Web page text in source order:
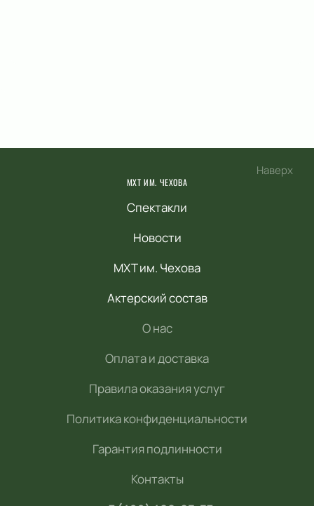
Наверх
МХТ ИМ. ЧЕХОВА
Спектакли
Новости
МХТ им. Чехова
Актерский состав
О нас
Оплата и доставка
Правила оказания услуг
Политика конфиденциальности
Гарантия подлинности
Контакты